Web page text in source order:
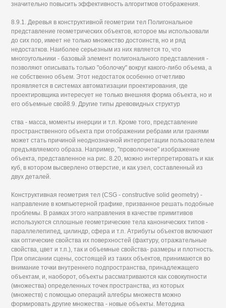
значительно повысить эффективность алгоритмов отображения.
8.9.1. Деревья в конструктивной геометрии тел Полигональное
представление геометрических объектов, которое мы использовали
до сих пор, имеет не только множество достоинств, но и ряд
недостатков. Наиболее серьезным из них является то, что
многоугольники - базовый элемент полигонального представления -
позволяют описывать только "оболочку" вокруг какого-либо объема, а
не собственно объем. Этот недостаток особенно отчетливо
проявляется в системах автоматизации проектирования, где
проектировщика интересует не только внешняя форма объекта, но и
его объемные свой8.9. Другие типы древовидных структур
ства - масса, моменты инерции и т.п. Кроме того, представление
пространственного объекта при отображении ребрами или гранями
может стать причиной неоднозначной интерпретации пользователем
предъявляемого образа. Например, "проволочное" изображение
объекта, представленное на рис. 8.20, можно интерпретировать и как
куб, в котором высверлено отверстие, и как узел, составленный из
двух деталей.
Конструктивная геометрия тел (CSG - constructive solid geometry) -
направление в компьютерной графике, призванное решать подобные
проблемы. В рамках этого направления в качестве примитивов
используются сплошные геометрические тела канонических типов -
параллелепипед, цилиндр, сфера и т.п. Атрибуты объектов включают
как оптические свойства их поверхностей (фактуру, отражательные
свойства, цвет и т.п.), так и объемные свойства- размеры и плотность.
При описании сцены, состоящей из таких объектов, принимаются во
внимание точки внутреннего подпространства, принадлежащего
объектам, и, наоборот, объекты рассматриваются как совокупности
(множества) определенных точек пространства, из которых
(множеств) с помощью операций алгебры множеств можно
формировать другие множества - новые объекты. Методика